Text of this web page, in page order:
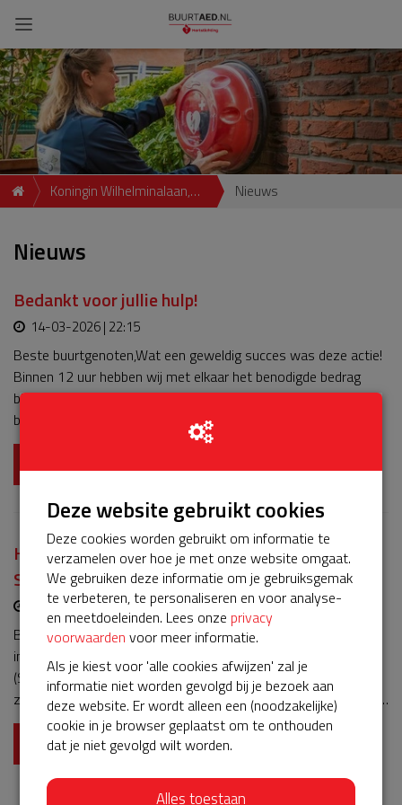
Koningin Wilhelminalaan,
Nieuws
Nieuws
Bedankt voor jullie hulp!
14-03-2026 | 22:15
Beste buurtgenoten,Wat een geweldig succes was deze actie!
Binnen 12 uur hebben wij met elkaar het benodigde bedrag
bijeen gebracht om onze AED inzetbaar te houden voor onze
buurt!Met de donaties kunnen we de komende vijf jaar onze
Buurt-AED 24 uur per dag, 7 dagen per week paraat houden
telt!Hiermee blijft onze buurt Hart-veilig!Bedankt voor jullie
steun!
Help mee de AED inzetbaar te houden voor de
Staalmeesters, Oranjebuurt en Zeeheldenbuurt!
13-03-2026 | 22:45
Beste Buurtbewoners,In 2021 hebben wij ons met elkaar
ingezet om een Buurt-AED te kunnen plaatsen voor onze wijk
(Staalmeesters, Oranjebuurt en Zeeheldenbuurt). Sinds de
zomer van 2021 is deze AED beschikbaar voor onze buurt en
met enige regelmaat wordt deze opgehaald om ingezet te
worden.Om de AED inzetbaar te houden, moet deze ook
onderhouden worden. Bij de aanschaf van de AED zat een
onderhoudscontract voor 5 jaar inbegrepen. In dit contract
Lees meer
Deze website gebruikt cookies
Deze cookies worden gebruikt om informatie te
verzamelen over hoe je met onze website omgaat.
We gebruiken deze informatie om je gebruiksgemak
te verbeteren, te personaliseren en voor analyse-
en meetdoeleinden. Lees onze privacy
voorwaarden voor meer informatie.
Als je kiest voor 'alle cookies afwijzen' zal je
informatie niet worden gevolgd bij je bezoek aan
deze website. Er wordt alleen een (noodzakelijke)
cookie in je browser geplaatst om te onthouden
dat je niet gevolgd wilt worden.
Alles toestaan